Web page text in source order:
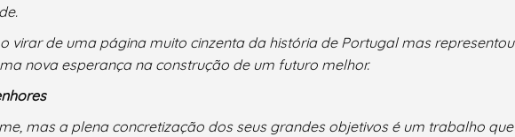
virar de uma página muito cinzenta da história de Portugal mas representou
nova esperança na construção de um futuro melhor.
mas a plena concretização dos seus grandes objetivos é um trabalho que